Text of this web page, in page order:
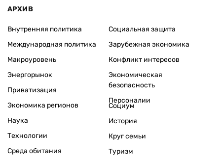
АРХИВ
Внутренняя политика
Международная политика
Макроуровень
Энергорынок
Приватизация
Экономика регионов
Социальная защита
Зарубежная экономика
Конфликт интересов
Экономическая
безопасность
Персоналии
Наука
Технологии
Среда обитания
Социум
История
Круг семьи
Туризм